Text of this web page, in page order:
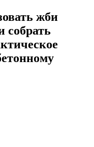
жби
собрать